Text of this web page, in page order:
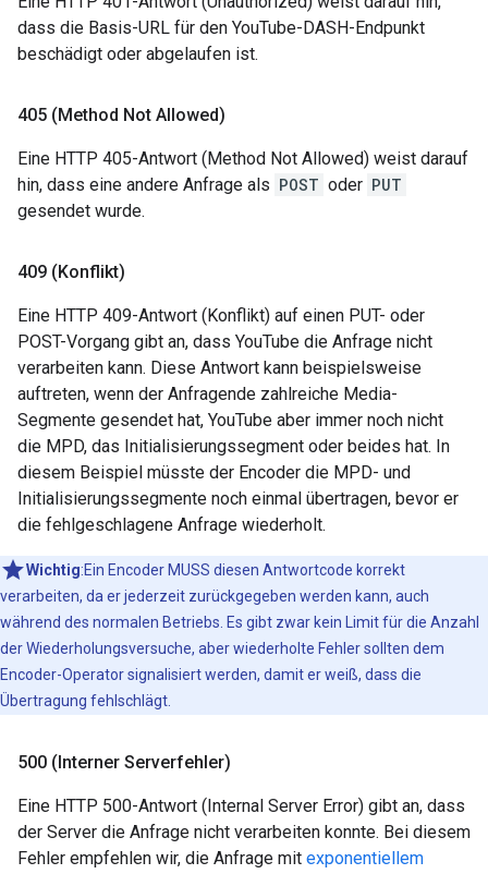
dass die Basis-URL für den YouTube-DASH-Endpunkt
beschädigt oder abgelaufen ist.
405 (Method Not Allowed)
Eine HTTP 405-Antwort (Method Not Allowed) weist darauf
hin, dass eine andere Anfrage als POST oder PUT
gesendet wurde.
409 (Konflikt)
Eine HTTP 409-Antwort (Konflikt) auf einen PUT- oder
POST-Vorgang gibt an, dass YouTube die Anfrage nicht
verarbeiten kann. Diese Antwort kann beispielsweise
auftreten, wenn der Anfragende zahlreiche Media-
Segmente gesendet hat, YouTube aber immer noch nicht
die MPD, das Initialisierungssegment oder beides hat. In
diesem Beispiel müsste der Encoder die MPD- und
Initialisierungssegmente noch einmal übertragen, bevor er
die fehlgeschlagene Anfrage wiederholt.
Wichtig:Ein Encoder MUSS diesen Antwortcode korrekt
verarbeiten, da er jederzeit zurückgegeben werden kann, auch
während des normalen Betriebs. Es gibt zwar kein Limit für die Anzahl
der Wiederholungsversuche, aber wiederholte Fehler sollten dem
Encoder-Operator signalisiert werden, damit er weiß, dass die
Übertragung fehlschlägt.
500 (Interner Serverfehler)
Eine HTTP 500-Antwort (Internal Server Error) gibt an, dass
der Server die Anfrage nicht verarbeiten konnte. Bei diesem
Fehler empfehlen wir, die Anfrage mit exponentiellem